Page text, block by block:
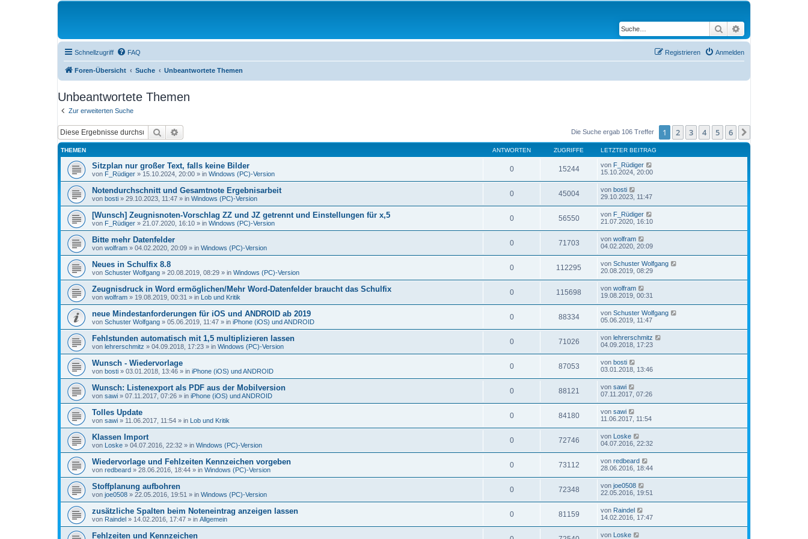
Suche
Schnellzugriff FAQ Anmelden
Registrieren
Foren-Übersicht Suche Unbeantwortete Themen
Unbeantwortete Themen
Zur erweiterten Suche
Suche Die Suche ergab 106 Treffer 1 2 3 4 5 6
THEMEN ANTWORTEN ZUGRIFFE LETZTER BEITRAG
Sitzplan nur großer Text, falls keine Bilder
von F_Rüdiger » 15.10.2024, 20:00 » in Windows (PC)-Version
0 15244 von F_Rüdiger
15.10.2024, 20:00
Notendurchschnitt und Gesamtnote Ergebnisarbeit
von bosti » 29.10.2023, 11:47 » in Windows (PC)-Version
0 45004 von bosti
29.10.2023, 11:47
[Wunsch] Zeugnisnoten-Vorschlag ZZ und JZ getrennt und Einstellungen für x,5
von F_Rüdiger » 21.07.2020, 16:10 » in Windows (PC)-Version
0 56550 von F_Rüdiger
21.07.2020, 16:10
Bitte mehr Datenfelder
von wolfram » 04.02.2020, 20:09 » in Windows (PC)-Version
0 71703 von wolfram
04.02.2020, 20:09
Neues in Schulfix 8.8
von Schuster Wolfgang » 20.08.2019, 08:29 » in Windows (PC)-Version
0 112295 von Schuster Wolfgang
20.08.2019, 08:29
Zeugnisdruck in Word ermöglichen/Mehr Word-Datenfelder braucht das Schulfix
von wolfram » 19.08.2019, 00:31 » in Lob und Kritik
0 115698 von wolfram
19.08.2019, 00:31
neue Mindestanforderungen für iOS und ANDROID ab 2019
von Schuster Wolfgang » 05.06.2019, 11:47 » in iPhone (iOS) und ANDROID
0 88334 von Schuster Wolfgang
05.06.2019, 11:47
Fehlstunden automatisch mit 1,5 multiplizieren lassen
von lehrerschmitz » 04.09.2018, 17:23 » in Windows (PC)-Version
0 71026 von lehrerschmitz
04.09.2018, 17:23
Wunsch - Wiedervorlage
von bosti » 03.01.2018, 13:46 » in iPhone (iOS) und ANDROID
0 87053 von bosti
03.01.2018, 13:46
Wunsch: Listenexport als PDF aus der Mobilversion
von sawi » 07.11.2017, 07:26 » in iPhone (iOS) und ANDROID
0 88121 von sawi
07.11.2017, 07:26
Tolles Update
von sawi » 11.06.2017, 11:54 » in Lob und Kritik
0 84180 von sawi
11.06.2017, 11:54
Klassen Import
von Loske » 04.07.2016, 22:32 » in Windows (PC)-Version
0 72746 von Loske
04.07.2016, 22:32
Wiedervorlage und Fehlzeiten Kennzeichen vorgeben
von redbeard » 28.06.2016, 18:44 » in Windows (PC)-Version
0 73112 von redbeard
28.06.2016, 18:44
Stoffplanung aufbohren
von joe0508 » 22.05.2016, 19:51 » in Windows (PC)-Version
0 72348 von joe0508
22.05.2016, 19:51
zusätzliche Spalten beim Noteneintrag anzeigen lassen
von Raindel » 14.02.2016, 17:47 » in Allgemein
0 81159 von Raindel
14.02.2016, 17:47
Fehlzeiten und Kennzeichen von Loske